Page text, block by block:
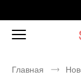
Главная